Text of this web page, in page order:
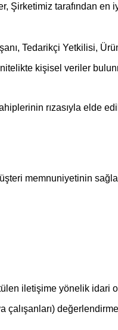
Şirketimiz tarafından en
Tedarikçi Yetkilisi,
kişisel veriler
rızasıyla elde
memnuniyetinin
iletişime yönelik idari
çalışanları)